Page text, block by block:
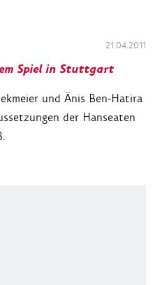
21.04.2011
Spiel in Stuttgart
und Änis Ben-Hatira
der Hanseaten